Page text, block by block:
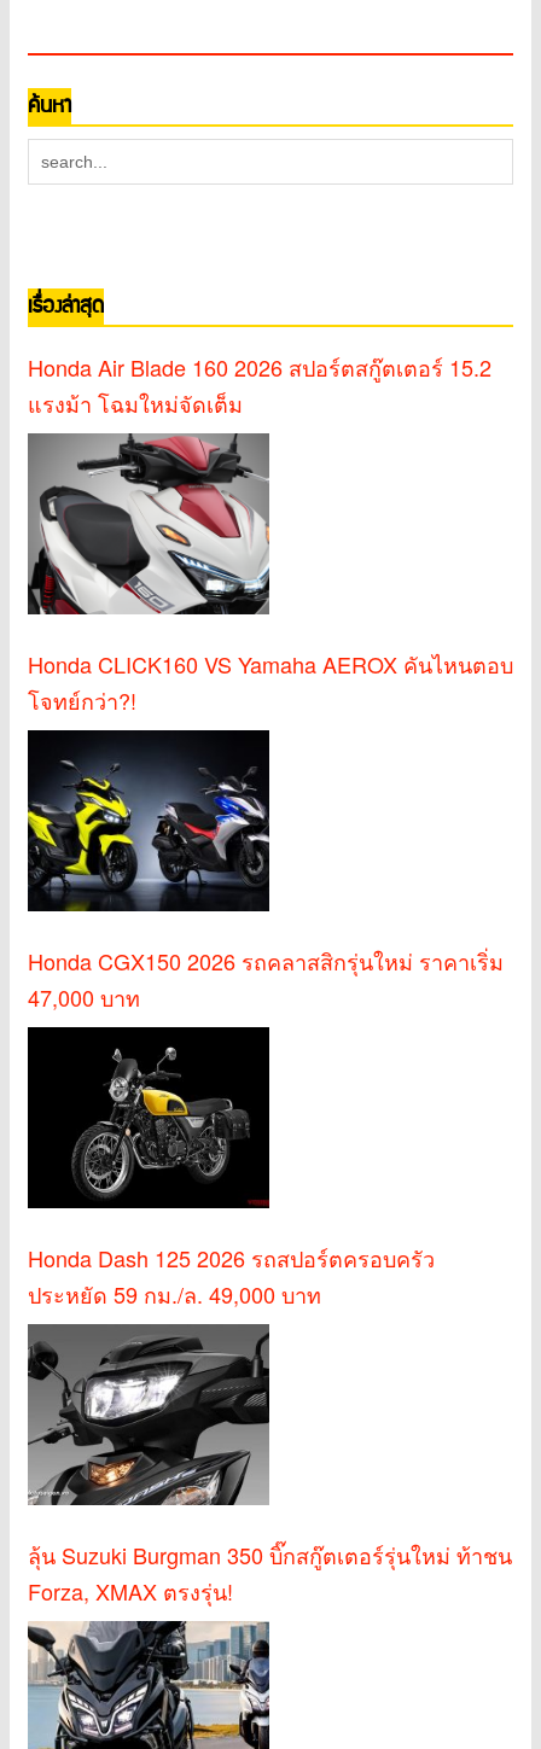
ค้นหา
เรื่องล่าสุด
Honda Air Blade 160 2026 สปอร์ตสกู๊ตเตอร์ 15.2
แรงม้า โฉมใหม่จัดเต็ม
Honda CLICK160 VS Yamaha AEROX คันไหนตอบ
โจทย์กว่า?!
Honda CGX150 2026 รถคลาสสิกรุ่นใหม่ ราคาเริ่ม
47,000 บาท
Honda Dash 125 2026 รถสปอร์ตครอบครัว
ประหยัด 59 กม./ล. 49,000 บาท
ลุ้น Suzuki Burgman 350 บิ๊กสกู๊ตเตอร์รุ่นใหม่ ท้าชน
Forza, XMAX ตรงรุ่น!